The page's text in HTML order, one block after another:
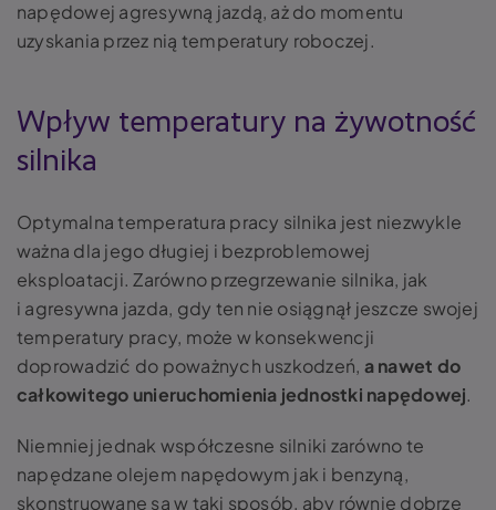
napędowej agresywną jazdą, aż do momentu
uzyskania przez nią temperatury roboczej.
Wpływ temperatury na żywotność
silnika
Optymalna temperatura pracy silnika jest niezwykle
ważna dla jego długiej i bezproblemowej
eksploatacji. Zarówno przegrzewanie silnika, jak
i agresywna jazda, gdy ten nie osiągnął jeszcze swojej
temperatury pracy, może w konsekwencji
doprowadzić do poważnych uszkodzeń, a nawet do
całkowitego unieruchomienia jednostki napędowej.
Niemniej jednak współczesne silniki zarówno te
napędzane olejem napędowym jak i benzyną,
skonstruowane są w taki sposób, aby równie dobrze